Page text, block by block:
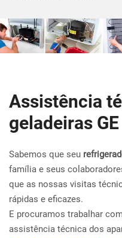
Assistência
geladeiras
Sabemos que seu
família e seus
que as nossas visitas
rápidas e eficazes.
E procuramos trabalhar
assistência técnica dos